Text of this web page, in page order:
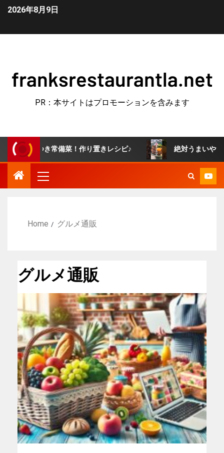
2026年8月9日
franksrestaurantla.net
PR：本サイトはプロモーションを含みます
つき常備菜！作り置きレシピ♪ 絶対うまいやつ！牛す
Home グルメ通販
グルメ通販